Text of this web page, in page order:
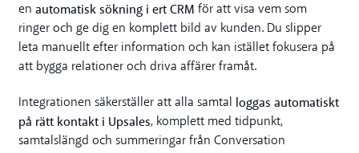
enautomatisk sökning i ert CRM för att visa vem som
ringer och ge dig en komplett bild av kunden. Du slipper
leta manuellt efter information och kan istället fokusera på
att bygga relationer och driva affärer framåt.
Integrationen säkerställer att alla samtal loggas automatiskt
på rätt kontakt i Upsales, komplett med tidpunkt,
samtalslängd och summeringar från Conversation